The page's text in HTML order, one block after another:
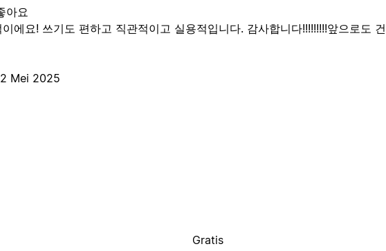
아요
이에요! 쓰기도 편하고 직관적이고 실용적입니다. 감사합니다!!!!!!!!!앞으로도
2 Mei 2025
Gratis